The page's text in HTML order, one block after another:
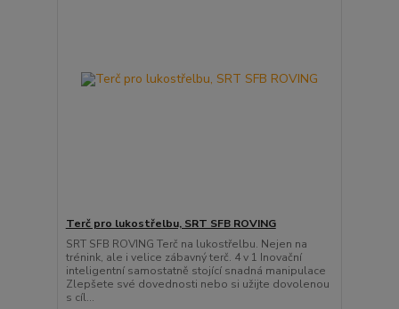
Terč pro lukostřelbu, SRT SFB ROVING
SRT SFB ROVING Terč na lukostřelbu. Nejen na
trénink, ale i velice zábavný terč. 4 v 1 Inovační
inteligentní samostatně stojící snadná manipulace
Zlepšete své dovednosti nebo si užijte dovolenou
s cíl...